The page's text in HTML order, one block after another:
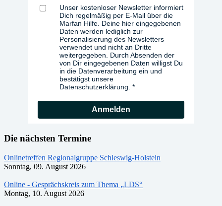
Unser kostenloser Newsletter informiert
Dich regelmäßig per E-Mail über die
Marfan Hilfe. Deine hier eingegebenen
Daten werden lediglich zur
Personalisierung des Newsletters
verwendet und nicht an Dritte
weitergegeben. Durch Absenden der
von Dir eingegebenen Daten willigst Du
in die Datenverarbeitung ein und
bestätigst unsere
Datenschutzerklärung.
Anmelden
Die nächsten Termine
Onlinetreffen Regionalgruppe Schleswig-Holstein
Sonntag, 09. August 2026
Online - Gesprächskreis zum Thema „LDS“
Montag, 10. August 2026